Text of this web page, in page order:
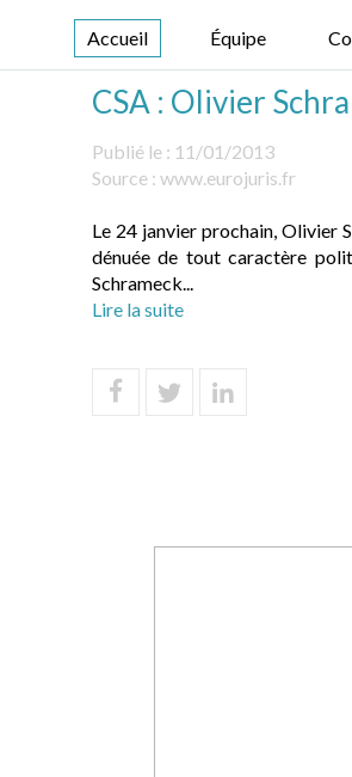
Accueil Équipe
CSA : Olivier
Publié le : 11/01/2013
Source : www.eurojuris.fr
Le 24 janvier prochain, Olivier
dénuée de tout caractère
Schrameck...
Lire la suite